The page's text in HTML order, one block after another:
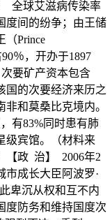
全球艾滋病传染率
度间的纷争；由王储
（Prince
％，开办于1897
要矿产资本包含
国的次要经济来历之
和莫桑比克境内。
有83%同时患有肺
级宾馆。（材料来
【政 治】 2006年2
市成长大臣阿波罗·
卑沉从权和互不内
度防务和维持国度次